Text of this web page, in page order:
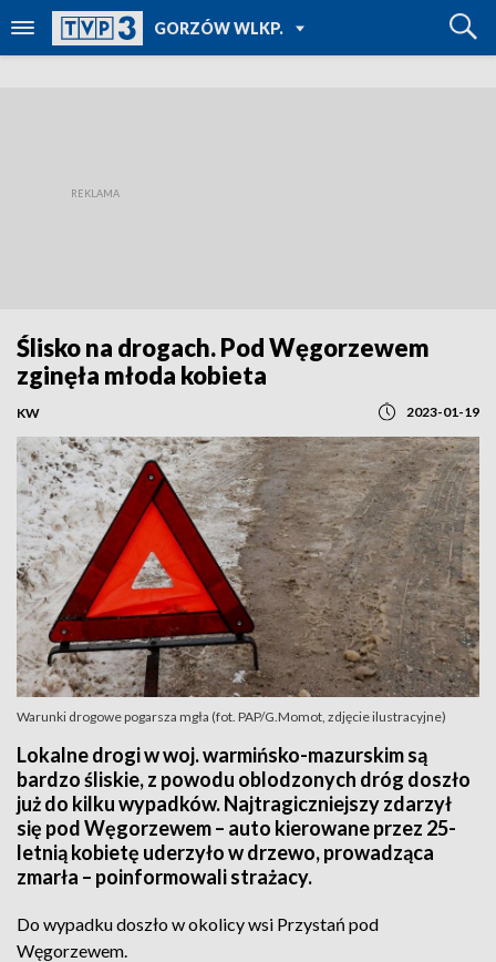
GORZÓW WLKP.
TVP REGIONY
Ślisko na drogach. Pod Węgorzewem
zginęła młoda kobieta
KW 2023-01-19
Warunki drogowe pogarsza mgła (fot. PAP/G.Momot, zdjęcie ilustracyjne)
Lokalne drogi w woj. warmińsko-mazurskim są
bardzo śliskie, z powodu oblodzonych dróg doszło
już do kilku wypadków. Najtragiczniejszy zdarzył
się pod Węgorzewem – auto kierowane przez 25-
letnią kobietę uderzyło w drzewo, prowadząca
zmarła – poinformowali strażacy.
Do wypadku doszło w okolicy wsi Przystań pod
Węgorzewem.